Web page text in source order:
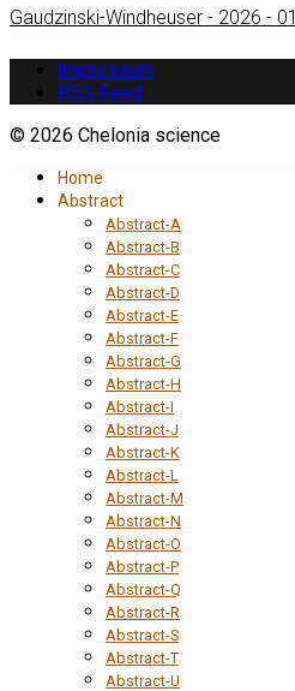
Gaudzinski-Windheuser - 2026 - 01
Impressum
RSS Feed
© 2026 Chelonia science
Home
Abstract
Abstract-A
Abstract-B
Abstract-C
Abstract-D
Abstract-E
Abstract-F
Abstract-G
Abstract-H
Abstract-I
Abstract-J
Abstract-K
Abstract-L
Abstract-M
Abstract-N
Abstract-O
Abstract-P
Abstract-Q
Abstract-R
Abstract-S
Abstract-T
Abstract-U